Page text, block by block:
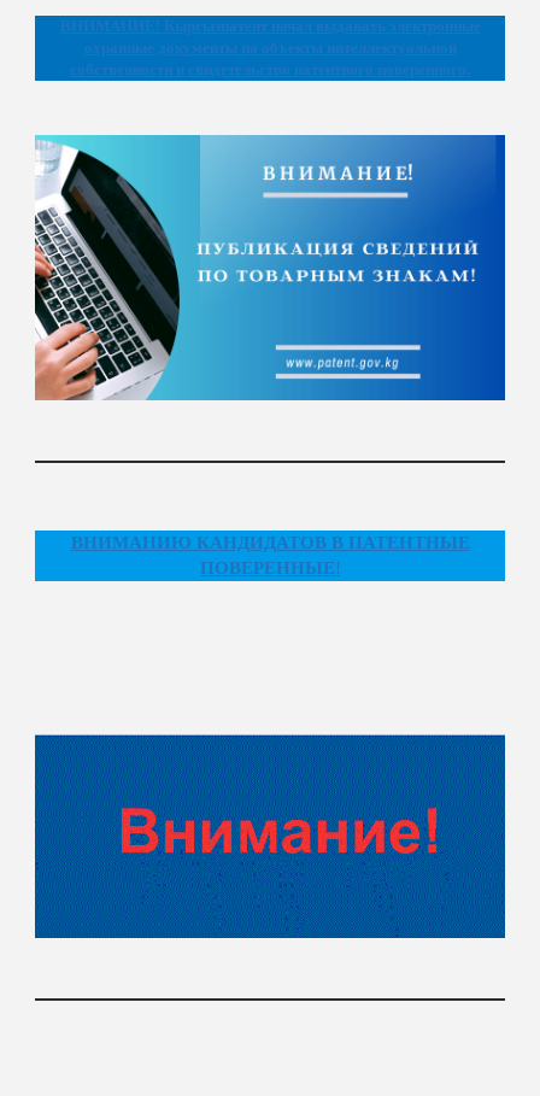
ВНИМАНИЕ! Кыргызпатент начал выдавать электронные
охранные документы на объекты интеллектуальной
собственности и свидетельство патентного поверенного.
ВНИМАНИЮ КАНДИДАТОВ В ПАТЕНТНЫЕ
ПОВЕРЕННЫЕ!